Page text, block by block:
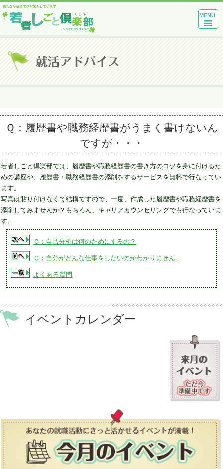
MENU
Ｑ：履歴書や職務経歴書がうまく書けないん
ですが・・・
若者しごと倶楽部では、履歴書や職務経歴書の書き方のコツを身に付けるた
めの講座や、履歴書・職務経歴書の添削をするサービスを無料で行なってい
ます。
写真は貼り付けなくて結構ですので、一度、作成した履歴書や職務経歴書を
添削してみませんか？もちろん、キャリアカウンセリングでも行なっていま
す。
Ｑ：自己分析は何のためにするの？
Ｑ：自分がどんな仕事をしたいのかわかりません。
よくある質問
イベントカレンダー